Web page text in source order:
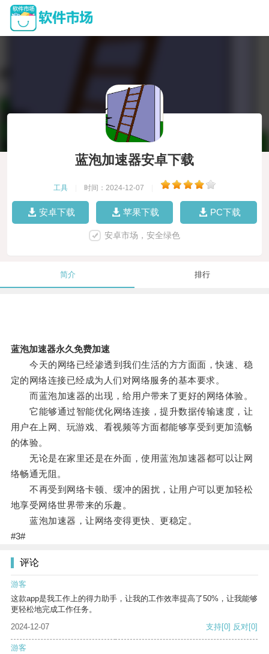
蓝泡加速器安卓下载
工具 时间：2024-12-07
安卓下载 苹果下载 PC下载
安卓市场，安全绿色
简介 排行
蓝泡加速器永久免费加速
今天的网络已经渗透到我们生活的方方面面，快速、稳
定的网络连接已经成为人们对网络服务的基本要求。
而蓝泡加速器的出现，给用户带来了更好的网络体验。
它能够通过智能优化网络连接，提升数据传输速度，让
用户在上网、玩游戏、看视频等方面都能够享受到更加流畅
的体验。
无论是在家里还是在外面，使用蓝泡加速器都可以让网
络畅通无阻。
不再受到网络卡顿、缓冲的困扰，让用户可以更加轻松
地享受网络世界带来的乐趣。
蓝泡加速器，让网络变得更快、更稳定。
#3#
评论
游客
这款app是我工作上的得力助手，让我的工作效率提高了50%，让我能够
更轻松地完成工作任务。
2024-12-07
支持[0] 反对[0]
游客